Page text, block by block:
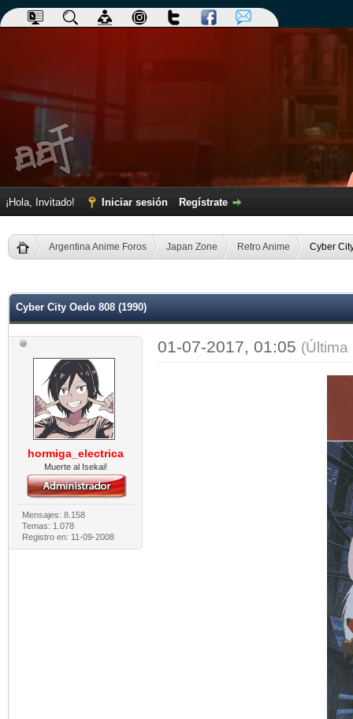
¡Hola, Invitado! Iniciar sesión Regístrate
Argentina Anime Foros Japan Zone Retro Anime Cyber
Cyber City Oedo 808 (1990)
hormiga_electrica
Muerte al Isekai!
Mensajes: 8.158
Temas: 1.078
Registro en: 11-09-2008
01-07-2017, 01:05